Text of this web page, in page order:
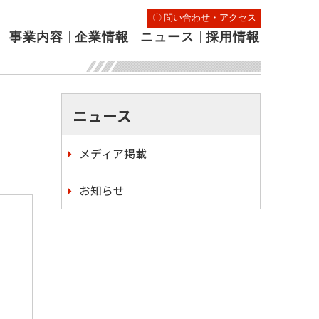
事業内容 ｜ 企業情報 ｜ ニュース ｜ 採用情報
〇 問い合わせ・アクセス
ニュース
メディア掲載
お知らせ